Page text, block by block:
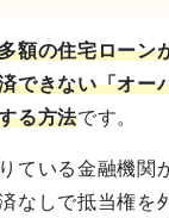
額の住宅ローン
できない「オー
る方法です。
ている金融機関
なしで抵当権を